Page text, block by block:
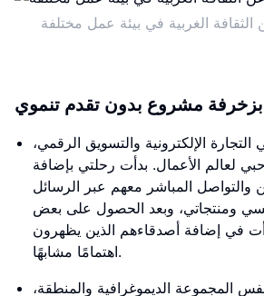
الثقافة الغربية في بيئة عمل مختلفة
مشروع بدون تقدم تنموي
الإلكترونية والتسويق الرقمي،
لعالم الأعمال. بدأت رحلتي بإضافة
والتواصل المباشر معهم عبر الرسائل
ومنتجاتي، وبعد الحصول على بعض
بدأت في إضافة أصدقاءهم الذين يظهرون
اهتمامًا مشابهًا.
المجموعة الديموغرافية والمنطقة،